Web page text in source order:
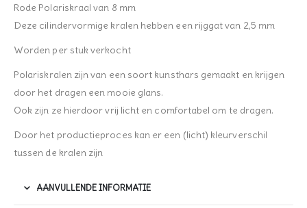
Rode Polariskraal van 8 mm
Deze cilindervormige kralen hebben een rijggat van 2,5 mm
Worden per stuk verkocht
Polariskralen zijn van een soort kunsthars gemaakt en krijgen
door het dragen een mooie glans.
Ook zijn ze hierdoor vrij licht en comfortabel om te dragen.
Door het productieproces kan er een (licht) kleurverschil
tussen de kralen zijn
AANVULLENDE INFORMATIE